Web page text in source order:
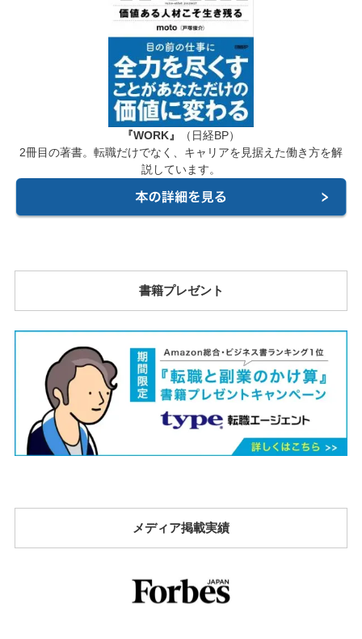
『WORK』
（日経BP）
2冊目の著書。転職だけでなく、キャリアを見据えた働き方を解
説しています。
書籍プレゼント
メディア掲載実績